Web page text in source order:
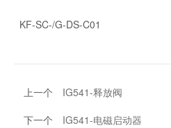
KF-SC-/G-DS-C01
上一个
IG541-释放阀
下一个
IG541-电磁启动器